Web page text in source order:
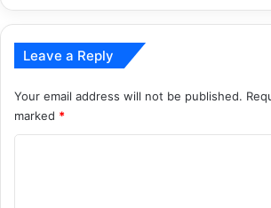
Leave a Reply
Your email address will not be published.
marked *